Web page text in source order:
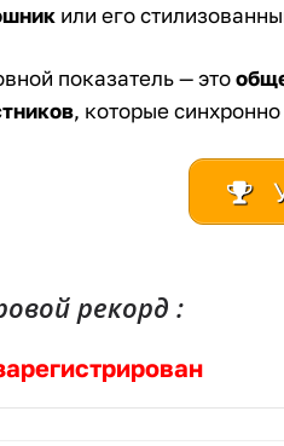
или его
показатель — это
, которые
рекорд :